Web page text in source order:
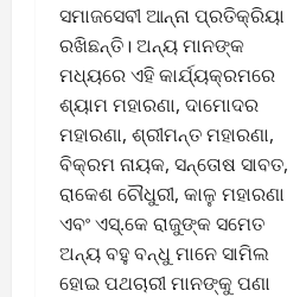
ସମାଜସେବୀ ଆନ୍ନା ପ୍ରତିକ୍ରିୟା
ରଖିଛନ୍ତି। ଅନ୍ୟ ମାନଙ୍କ
ମଧ୍ୟରେ ଏହି କାର୍ଯ୍ୟକ୍ରମରେ
ଶ୍ୟାମ ମହାରଣା, ଦାମୋଦର
ମହାରଣା, ଶ୍ରୀମନ୍ତ ମହାରଣା,
ବିକ୍ରମ ନାୟକ, ସନ୍ତୋଷ ସାବତ,
ରାକେଶ ଚୌଧୁରୀ, କାଳୁ ମହାରଣା
ଏବଂ ଏସ୍.କେ ରାଜୁଙ୍କ ସମେତ
ଅନ୍ୟ ବହୁ ବନ୍ଧୁ ମାନେ ସାମିଲ
ହୋଇ ପଥଚାରୀ ମାନଙ୍କୁ ପଣା